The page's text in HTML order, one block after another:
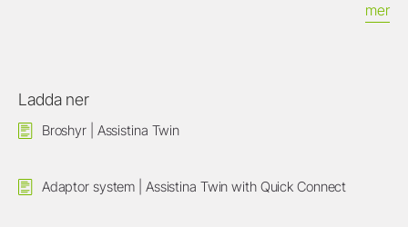
mer
Ladda ner
Broshyr | Assistina Twin
Adaptor system | Assistina Twin with Quick Connect